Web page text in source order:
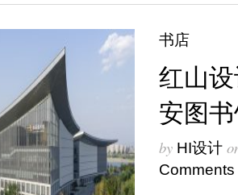
书店
红山
安图
by HI设计
Comments